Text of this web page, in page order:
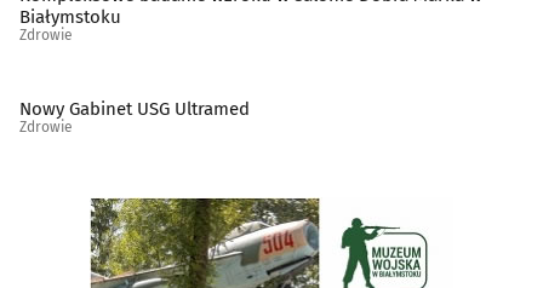
Poradnictwo Psychologiczno-Pedagogiczne dla dzieci i
młodzieży(14)
Preluksacja(2)
Protetyczne usługi(53)
Białymstoku
Zdrowie
Nowy Gabinet USG Ultramed
Zdrowie